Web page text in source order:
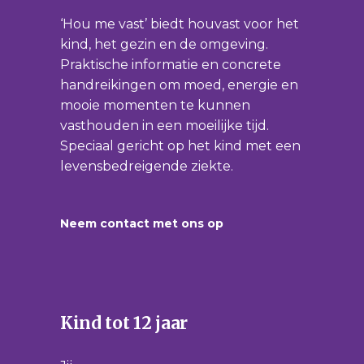
‘Hou me vast’ biedt houvast voor het
kind, het gezin en de omgeving.
Praktische informatie en concrete
handreikingen om moed, energie en
mooie momenten te kunnen
vasthouden in een moeilijke tijd.
Speciaal gericht op het kind met een
levensbedreigende ziekte.
Neem contact met ons op
Kind tot 12 jaar